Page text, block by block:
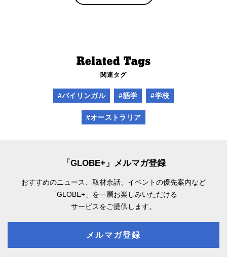
関連タグ
#バイリンガル #語学 #学校
#オーストラリア
「GLOBE+」メルマガ登録
おすすめのニュース、取材余話、 イベントの優先案内など
「GLOBE+」を一層お楽しみいただける
サービスをご提供します。
メルマガ登録